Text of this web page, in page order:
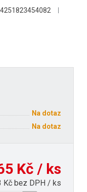
4251823454082
Na dotaz
Na dotaz
Kč / ks
Kč bez DPH / ks